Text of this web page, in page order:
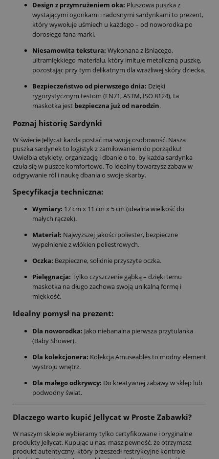
Design z przymrużeniem oka: Pluszowa puszka z
wystającymi ogonkami i radosnymi sardynkami to prezent,
który wywołuje uśmiech u każdego – od noworodka po
dorosłego fana marki.
Niesamowita tekstura: Wykonana z lśniącego,
ultramiękkiego materiału, który imituje metaliczną puszkę,
pozostając przy tym delikatnym dla wrażliwej skóry dziecka.
Bezpieczeństwo od pierwszego dnia: Dzięki
rygorystycznym testom (EN71, ASTM, ISO 8124), ta
maskotka jest bezpieczna już od narodzin.
Poznaj historię Sardynki
W świecie Jellycat każda postać ma swoją osobowość. Nasza
puszka sardynek to logistyk z zamiłowaniem do porządku!
Uwielbia etykiety, organizację i dbanie o to, by każda sardynka
czuła się w puszce komfortowo. To idealny towarzysz zabaw w
odgrywanie ról i naukę dbania o swoje skarby.
Specyfikacja techniczna:
Wymiary: 17 cm x 11 cm x 5 cm (idealna wielkość do
małych rączek).
Materiał: Najwyższej jakości poliester, bezpieczne
wypełnienie z włókien poliestrowych.
Oczka: Bezpieczne, solidnie przyszyte oczka.
Pielęgnacja: Tylko czyszczenie gąbką – dzięki temu
maskotka na długo zachowa swoją unikalną formę i
miękkość.
Idealny pomysł na prezent:
Dla noworodka: Jako niebanalna pierwsza przytulanka
(Baby Shower).
Dla kolekcjonera: Kolekcja Amuseables to modny element
wystroju wnętrz.
Dla małego odkrywcy: Do kreatywnej zabawy w sklep lub
podwodny świat.
Dlaczego warto kupić Jellycat w Proste Zabawki?
W naszym sklepie wybieramy tylko certyfikowane i oryginalne
produkty Jellycat. Kupując u nas, masz pewność, że otrzymasz
produkt autentyczny, który przeszedł restrykcyjne kontrole